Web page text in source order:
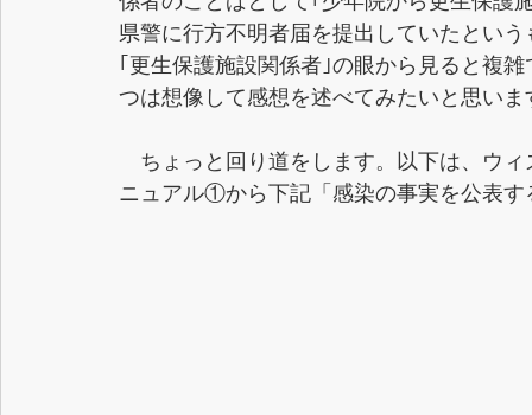
県警に行方不明者届を提出していたとい
｢更生保護施設関係者｣の眼から見ると複
つは想像して感想を述べてみたいと思いま
ちょっと回り道をします。以下は、ウ
ニュアル①から下記「感染の事実を公表